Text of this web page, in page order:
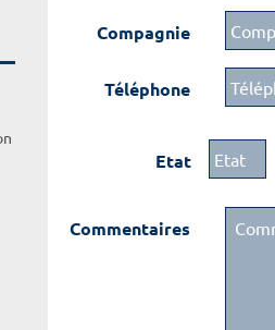
Compagnie
Téléphone
Etat
Commentaires